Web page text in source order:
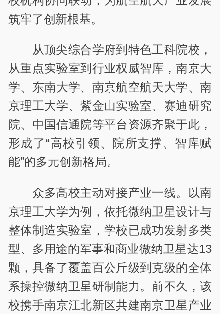
筑牢了创新根基。
从顶尖综合学府到特色工科院校，
从重点实验室到行业权威智库，南京大
学、东南大学、南京航空航天大学、南
京理工大学、紫金山实验室、赛迪研究
院、中国信通院等平台资源齐聚于此，
形成了“高校引领、院所支撑、智库赋
能”的多元创新格局。
众多高校主动对接产业一线。以南
京理工大学为例，依托微纳卫星设计与
整体制造实验室，学校已成功发射多类
型、多用途的军事和商业微纳卫星达13
颗，具备了覆盖百公斤级到克级的全体
系操控微纳卫星研制能力。前不久，该
校携手南京江北新区共建南京卫星产业